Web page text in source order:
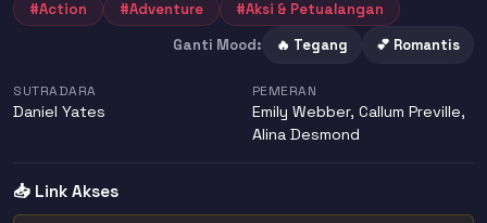
#Action #Adventure
#Aksi & Petualangan
Ganti Mood:
🔥 Tegang 💕 Romantis
SUTRADARA
Daniel Yates
PEMERAN
Emily Webber, Callum Preville,
Alina Desmond
📥 Link Akses